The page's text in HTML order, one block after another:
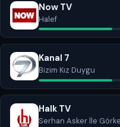
Now TV
Halef
Kanal 7
Bizim Kız Duygu
Halk TV
Serhan Asker İle